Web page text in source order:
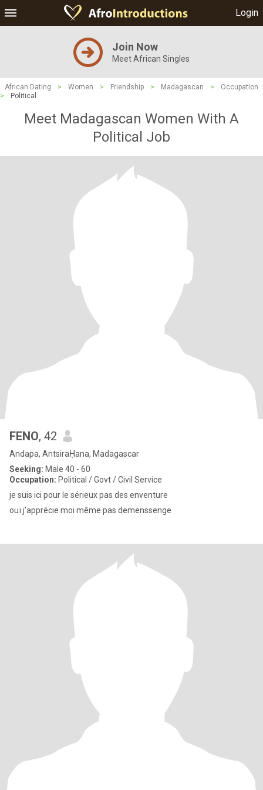
Login
Join Now
Meet African Singles
African Dating > Women > Friendship > Madagascan >
Occupation
>
Political
Meet Madagascan Women With A
Political Job
FENO, 42
Andapa, AntsiraḤana, Madagascar
Seeking: Male 40 - 60
Occupation: Political / Govt / Civil Service
je suis ici pour le sérieux pas des enventure
ouï j'apprécie moi même pas demenssenge